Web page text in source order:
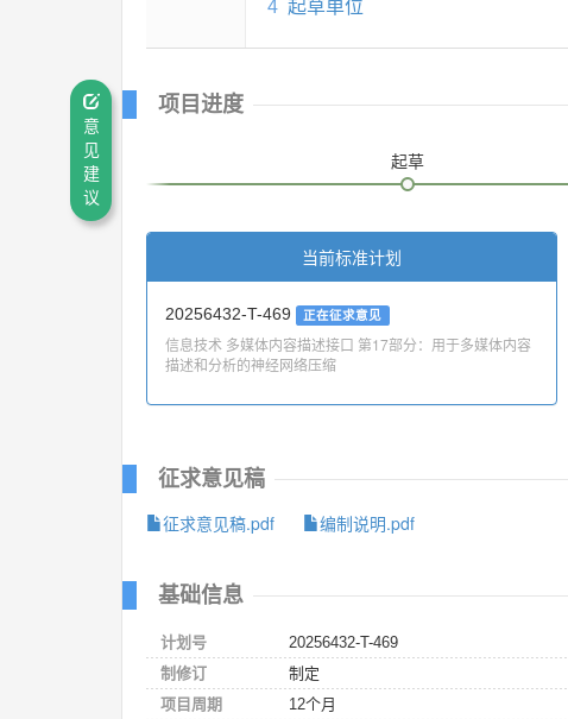
4 起草单位
项目进度
起草
当前标准计划
20256432-T-469 正在征求意见
信息技术 多媒体内容描述接口 第17部分：用于多媒体内容
描述和分析的神经网络压缩
征求意见稿
征求意见稿.pdf
编制说明.pdf
基础信息
计划号
20256432-T-469
制修订
制定
项目周期
12个月
意
见
建
议